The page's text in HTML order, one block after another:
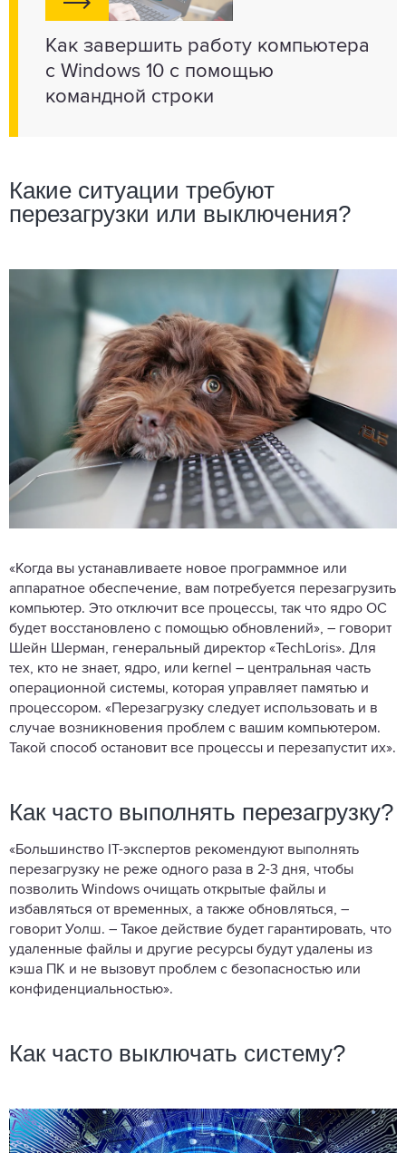
Как завершить работу компьютера
с Windows 10 с помощью
командной строки
Какие ситуации требуют
перезагрузки или выключения?
«Когда вы устанавливаете новое программное или
аппаратное обеспечение, вам потребуется перезагрузить
компьютер. Это отключит все процессы, так что ядро ОС
будет восстановлено с помощью обновлений», – говорит
Шейн Шерман, генеральный директор «TechLoris». Для
тех, кто не знает, ядро, или kernel – центральная часть
операционной системы, которая управляет памятью и
процессором. «Перезагрузку следует использовать и в
случае возникновения проблем с вашим компьютером.
Такой способ остановит все процессы и перезапустит их».
Как часто выполнять перезагрузку?
«Большинство IT-экспертов рекомендуют выполнять
перезагрузку не реже одного раза в 2-3 дня, чтобы
позволить Windows очищать открытые файлы и
избавляться от временных, а также обновляться, –
говорит Уолш. – Такое действие будет гарантировать, что
удаленные файлы и другие ресурсы будут удалены из
кэша ПК и не вызовут проблем с безопасностью или
конфиденциальностью».
Как часто выключать систему?